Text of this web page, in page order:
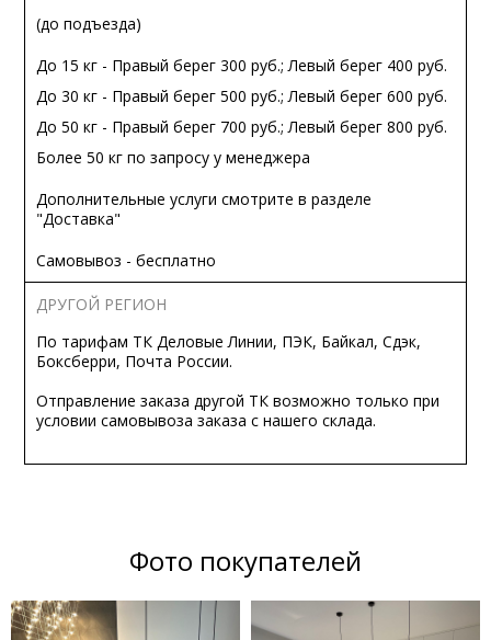
(до подъезда)
До 15 кг - Правый берег 300 руб.; Левый берег 400 руб.
До 30 кг - Правый берег 500 руб.; Левый берег 600 руб.
До 50 кг - Правый берег 700 руб.; Левый берег 800 руб.
Более 50 кг по запросу у менеджера
Дополнительные услуги смотрите в разделе
"Доставка"
Самовывоз - бесплатно
ДРУГОЙ РЕГИОН
По тарифам ТК Деловые Линии, ПЭК, Байкал, Сдэк,
Боксберри, Почта России.
Отправление заказа другой ТК возможно только при
условии самовывоза заказа с нашего склада.
Фото покупателей